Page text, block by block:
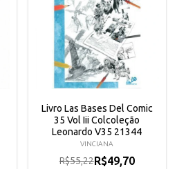
Livro Las Bases Del Comic
35 Vol Iii Colcoleção
Leonardo V35 21344
VINCIANA
R$55,22R$49,70